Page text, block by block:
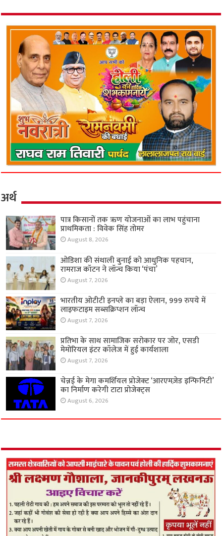
अर्थ
पात्र किसानों तक ऋण योजनाओं का लाभ पहुंचाना
प्राथमिकता : विवेक सिंह तोमर
August 8, 2026
ओडिशा की संथाली बुनाई को आधुनिक पहचान,
रामराज कॉटन ने लॉन्च किया ‘पंचा’
August 7, 2026
भारतीय ओटीटी इनप्ले का बड़ा ऐलान, 999 रुपये में
लाइफटाइम सब्सक्रिप्शन लॉन्च
August 7, 2026
प्रतिभा के साथ सामाजिक सरोकार पर जोर, एसडी
मेमोरियल इंटर कॉलेज में हुई कार्यशाला
August 7, 2026
चेन्नई के मेगा कमर्शियल प्रोजेक्ट ‘आरएमज़ेड इन्फिनिटी’
का निर्माण करेगी टाटा प्रोजेक्ट्स
August 6, 2026